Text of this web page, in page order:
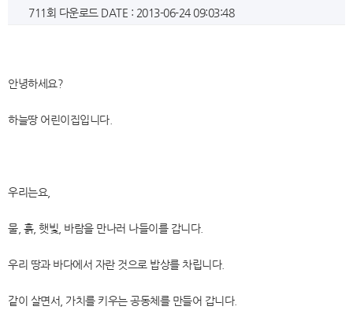
711회 다운로드 DATE : 2013-06-24 09:03:48
안녕하세요?
하늘땅 어린이집입니다.
우리는요,
물, 흙, 햇빛, 바람을 만나러 나들이를 갑니다.
우리 땅과 바다에서 자란 것으로 밥상를 차립니다.
같이 살면서, 가치를 키우는 공동체를 만들어 갑니다.